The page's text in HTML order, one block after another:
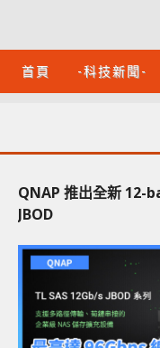
首頁 -科技新聞-
QNAP 推出全新 12-
JBOD